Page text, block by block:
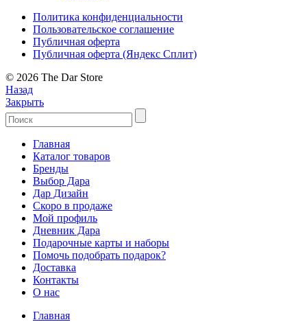
Политика конфиденциальности
Пользовательское соглашение
Публичная оферта
Публичная оферта (Яндекс Сплит)
© 2026 The Dar Store
Назад
Закрыть
Главная
Каталог товаров
Бренды
Выбор Дара
Дар Дизайн
Скоро в продаже
Мой профиль
Дневник Дара
Подарочные карты и наборы
Помочь подобрать подарок?
Доставка
Контакты
О нас
Главная